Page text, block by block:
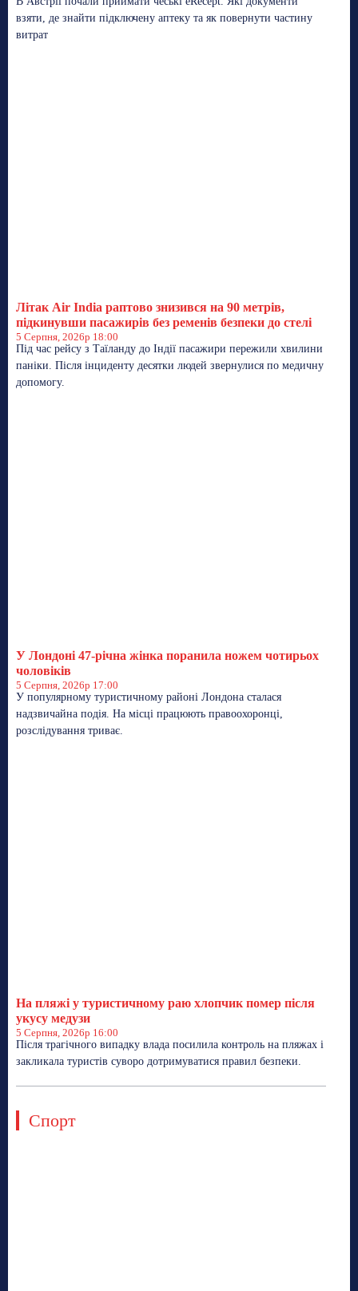
взяти, де знайти підключену аптеку та як повернути частину
витрат
Літак Air India раптово знизився на 90 метрів,
підкинувши пасажирів без ременів безпеки до стелі
5 Серпня, 2026р 18:00
Під час рейсу з Таїланду до Індії пасажири пережили хвилини
паніки. Після інциденту десятки людей звернулися по медичну
допомогу.
У Лондоні 47-річна жінка поранила ножем чотирьох
чоловіків
5 Серпня, 2026р 17:00
У популярному туристичному районі Лондона сталася
надзвичайна подія. На місці працюють правоохоронці,
розслідування триває.
На пляжі у туристичному раю хлопчик помер після
укусу медузи
5 Серпня, 2026р 16:00
Після трагічного випадку влада посилила контроль на пляжах і
закликала туристів суворо дотримуватися правил безпеки.
Спорт